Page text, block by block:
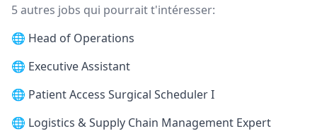
5 autres jobs qui pourrait t'intéresser:
🌐 Head of Operations
🌐 Executive Assistant
🌐 Patient Access Surgical Scheduler I
🌐 Logistics & Supply Chain Management Expert